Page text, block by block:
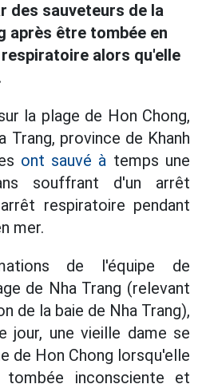
des sauveteurs de la
après être tombée en
alors qu'elle
la plage de Hon Chong,
Trang, province de Khanh
ont sauvé à temps une
souffrant d'un arrêt
respiratoire pendant
mer.
de l'équipe de
de Nha Trang (relevant
de la baie de Nha Trang),
jour, une vieille dame se
de Hon Chong lorsqu'elle
tombée inconsciente et